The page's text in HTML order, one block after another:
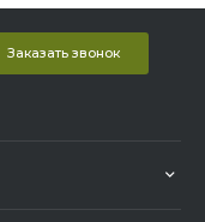
Заказать звонок